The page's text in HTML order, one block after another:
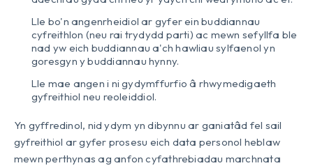
Lle bo'n angenrheidiol ar gyfer ein buddiannau
cyfreithlon (neu rai trydydd parti) ac mewn sefyllfa ble
nad yw eich buddiannau a'ch hawliau sylfaenol yn
goresgyn y buddiannau hynny.
Lle mae angen i ni gydymffurfio â rhwymedigaeth
gyfreithiol neu reoleiddiol.
Yn gyffredinol, nid ydym yn dibynnu ar ganiatâd fel sail
gyfreithiol ar gyfer prosesu eich data personol heblaw
mewn perthynas ag anfon cyfathrebiadau marchnata